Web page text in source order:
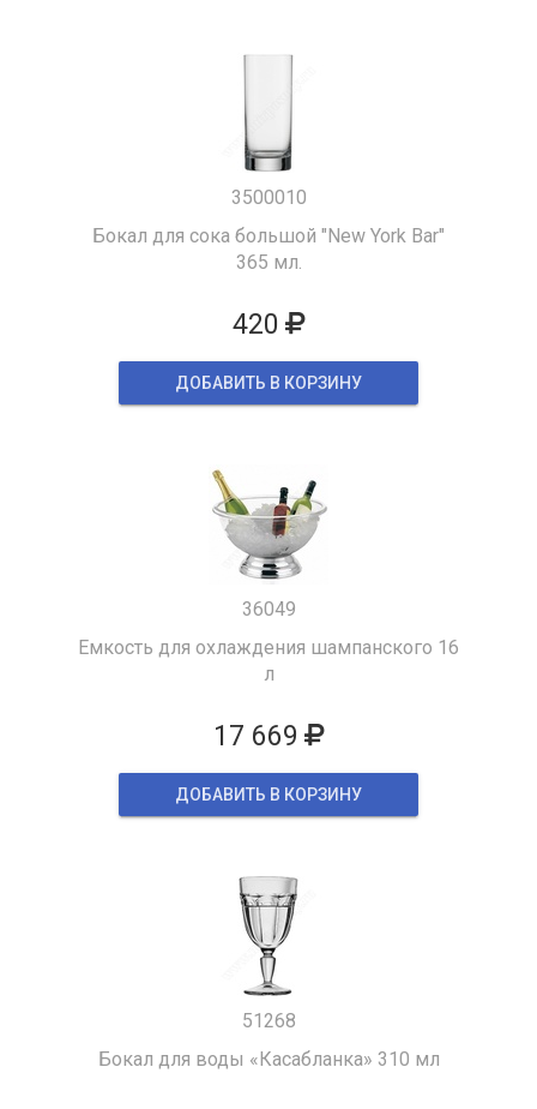
3500010
Бокал для сока большой "New York Bar"
365 мл.
420
ДОБАВИТЬ В КОРЗИНУ
36049
Емкость для охлаждения шампанского 16
л
17 669
ДОБАВИТЬ В КОРЗИНУ
51268
Бокал для воды «Касабланка» 310 мл